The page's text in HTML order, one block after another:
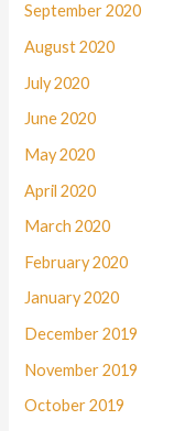
September 2020
August 2020
July 2020
June 2020
May 2020
April 2020
March 2020
February 2020
January 2020
December 2019
November 2019
October 2019